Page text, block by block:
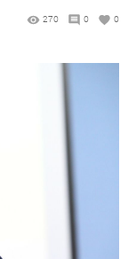
270 0 0